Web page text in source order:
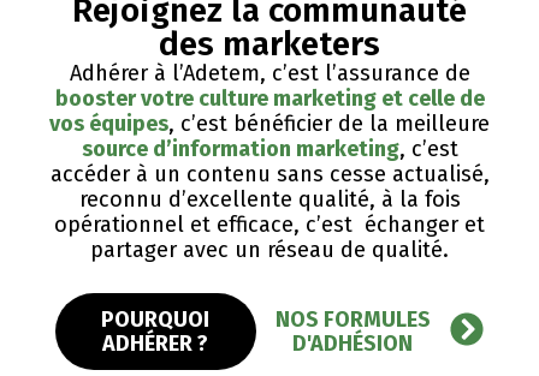
Rejoignez la communauté
des marketers
Adhérer à l’Adetem, c’est l’assurance de
booster votre culture marketing et celle de
vos équipes, c’est bénéficier de la meilleure
source d’information marketing, c’est
accéder à un contenu sans cesse actualisé,
reconnu d’excellente qualité, ​à la fois
opérationnel et efficace, c’est échanger et
partager avec un réseau de qualité.
POURQUOI
ADHÉRER ?
NOS FORMULES
D'ADHÉSION